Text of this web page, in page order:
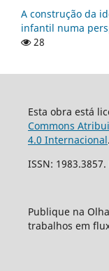
A construção da
infantil numa
28
Esta obra está
Commons
4.0 Internacional.
ISSN: 1983.3857.
Publique na
trabalhos em